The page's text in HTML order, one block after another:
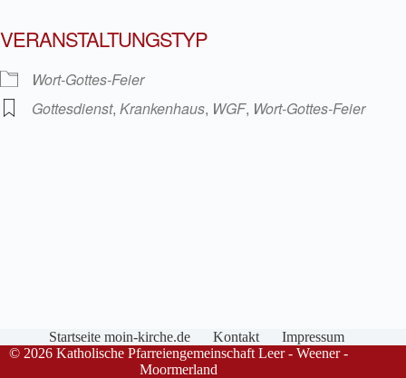
VERANSTALTUNGSTYP
Wort-Gottes-Feier
Gottesdienst, Krankenhaus, WGF, Wort-Gottes-Feier
Startseite moin-kirche.de Kontakt
Impressum
© 2026 Katholische Pfarreiengemeinschaft Leer - Weener -
Moormerland